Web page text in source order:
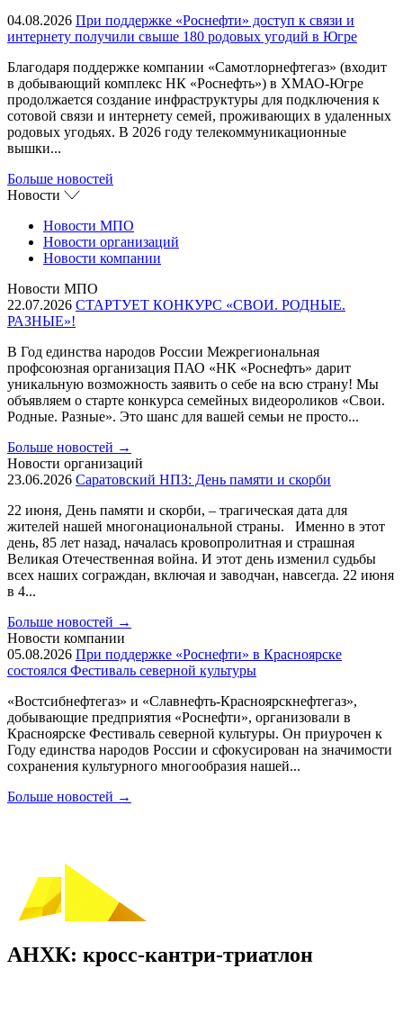
04.08.2026 При поддержке «Роснефти» доступ к связи и
интернету получили свыше 180 родовых угодий в Югре
Благодаря поддержке компании «Самотлорнефтегаз» (входит
в добывающий комплекс НК «Роснефть») в ХМАО-Югре
продолжается создание инфраструктуры для подключения к
сотовой связи и интернету семей, проживающих в удаленных
родовых угодьях. В 2026 году телекоммуникационные
вышки...
Больше новостей
Новости
Новости МПО
Новости организаций
Новости компании
Новости МПО
22.07.2026 СТАРТУЕТ КОНКУРС «СВОИ. РОДНЫЕ.
РАЗНЫЕ»!
В Год единства народов России Межрегиональная
профсоюзная организация ПАО «НК «Роснефть» дарит
уникальную возможность заявить о себе на всю страну! Мы
объявляем о старте конкурса семейных видеороликов «Свои.
Родные. Разные». Это шанс для вашей семьи не просто...
Больше новостей →
Новости организаций
23.06.2026 Саратовский НПЗ: День памяти и скорби
22 июня, День памяти и скорби, – трагическая дата для
жителей нашей многонациональной страны. Именно в этот
день, 85 лет назад, началась кровопролитная и страшная
Великая Отечественная война. И этот день изменил судьбы
всех наших сограждан, включая и заводчан, навсегда. 22 июня
в 4...
Больше новостей →
Новости компании
05.08.2026 При поддержке «Роснефти» в Красноярске
состоялся Фестиваль северной культуры
«Востсибнефтегаз» и «Славнефть-Красноярскнефтегаз»,
добывающие предприятия «Роснефти», организовали в
Красноярске Фестиваль северной культуры. Он приурочен к
Году единства народов России и сфокусирован на значимости
сохранения культурного многообразия нашей...
Больше новостей →
АНХК: кросс-кантри-триатлон